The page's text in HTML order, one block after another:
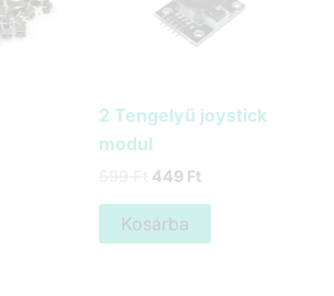
2 Tengelyű joystick
modul
Original
was:
599 Ft.
449 FtCurrent
Kosárba